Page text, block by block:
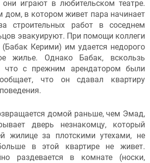
они играют в любительском театре.
в котором живет пара начинает
строительных работ в соседнем
эвакуируют. При помощи коллеги
(Бабак Керими) им удается недорого
жилье. Однако Бабак, вскользь
что с прежним арендатором были
что он сдавал квартиру
домой раньше, чем Эмад,
дверь незнакомцу, который
жилице за плотскими утехами, не
в этой квартире не живет.
раздевается в комнате (носки,